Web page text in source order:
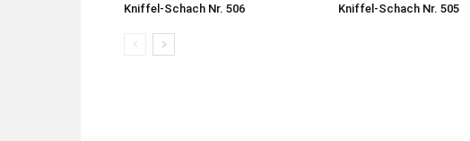
Kniffel-Schach Nr. 506 Kniffel-Schach Nr. 505